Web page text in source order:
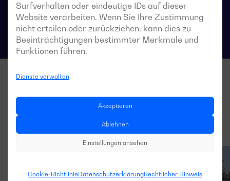
Surfverhalten oder eindeutige IDs auf dieser
Website verarbeiten. Wenn Sie Ihre Zustimmung
nicht erteilen oder zurückziehen, kann dies zu
Beeinträchtigungen bestimmter Merkmale und
Funktionen führen.
Dienste verwalten
Akzeptieren
Ablehnen
Einstellungen ansehen
Cookie-RichtlinieDatenschutzerklärungRechtlicher Hinweis